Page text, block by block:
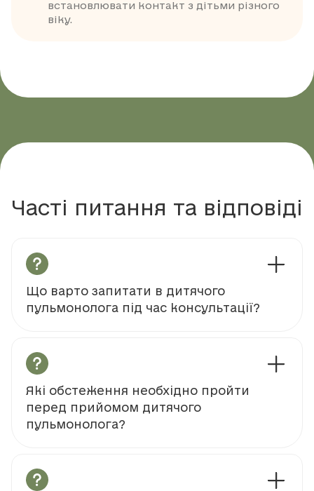
встановлювати контакт з дітьми різного
віку.
Часті питання та відповіді
Що варто запитати в дитячого
пульмонолога під час консультації?
Які обстеження необхідно пройти
перед прийомом дитячого
пульмонолога?